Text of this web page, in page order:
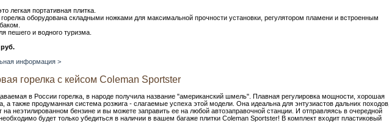
легкая портативная плитка.
оборудована складными ножками для максимальной прочности установки, регулятором пламени и встроенным
пешего и водного туризма.
руб.
информация >
горелка с кейсом Coleman Sportster
в России горелка, в народе получила название "американский шмель". Плавная регулировка мощности, хорошая
а также продуманная система розжига - слагаемые успеха этой модели. Она идеальна для энтузиастов дальних походов,
на неэтилированном бензине и вы можете заправить ее на любой автозаправочной станции. И отправляясь в очередной
будет только убедиться в наличии в вашем багаже плитки Coleman Sportster! В комплект входит пластиковый